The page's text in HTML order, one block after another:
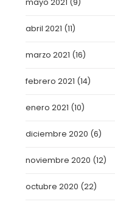
mayo 2021 (9)
abril 2021 (11)
marzo 2021 (16)
febrero 2021 (14)
enero 2021 (10)
diciembre 2020 (6)
noviembre 2020 (12)
octubre 2020 (22)